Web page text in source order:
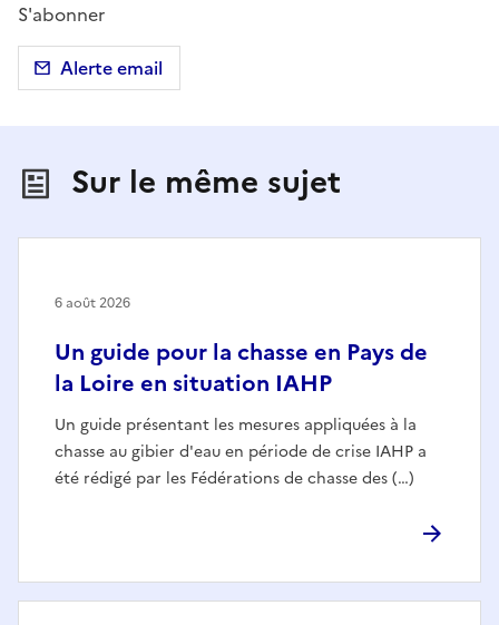
S'abonner
Alerte email
Sur le même sujet
Un guide pour la chasse en Pays de
la Loire en situation IAHP
Un guide présentant les mesures appliquées à la
chasse au gibier d'eau en période de crise IAHP a
été rédigé par les Fédérations de chasse des (…)
6 août 2026